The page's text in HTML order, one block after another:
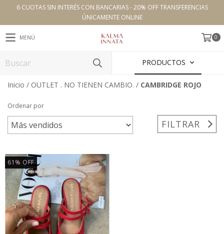
6 CUOTAS SIN INTERÉS CON BANCARIAS - 20% OFF TRANSFERENCIAS
ÚNICAMENTE ONLINE
MENÚ 0
PRODUCTOS
Inicio / OUTLET . NO TIENEN CAMBIO. / CAMBRIDGE ROJO
Ordenar por
FILTRAR
61 % OFF